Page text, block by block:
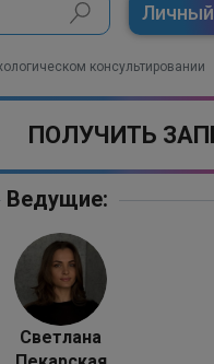
консультировании
ПОЛУЧИТЬ
Ведущие:
Светлана